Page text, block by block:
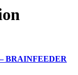
BRAINFEEDER